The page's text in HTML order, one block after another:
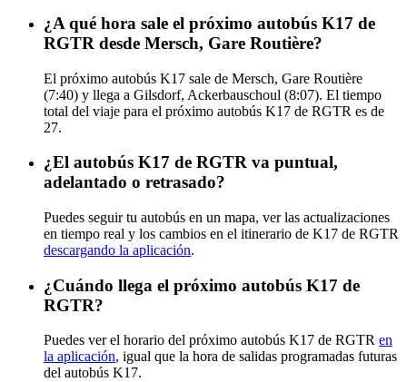
¿A qué hora sale el próximo autobús K17 de
RGTR desde Mersch, Gare Routière?
El próximo autobús K17 sale de Mersch, Gare Routière
(7:40) y llega a Gilsdorf, Ackerbauschoul (8:07). El tiempo
total del viaje para el próximo autobús K17 de RGTR es de
27.
¿El autobús K17 de RGTR va puntual,
adelantado o retrasado?
Puedes seguir tu autobús en un mapa, ver las actualizaciones
en tiempo real y los cambios en el itinerario de K17 de RGTR
descargando la aplicación.
¿Cuándo llega el próximo autobús K17 de
RGTR?
Puedes ver el horario del próximo autobús K17 de RGTR en
la aplicación, igual que la hora de salidas programadas futuras
del autobús K17.